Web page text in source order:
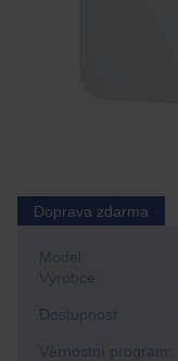
Doprava zdarma
Věrnostní program:
Dostupnost:
Výrobce:
Model: